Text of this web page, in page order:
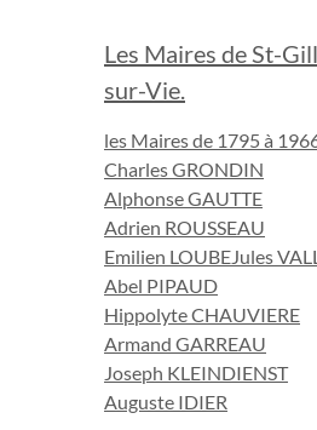
Les Maires de St-
sur-Vie.
les Maires de 1795 à
Charles GRONDIN
Alphonse GAUTTE
Adrien ROUSSEAU
Emilien LOUBEJules
Abel PIPAUD
Hippolyte CHAUVIERE
Armand GARREAU
Joseph KLEINDIENST
Auguste IDIER